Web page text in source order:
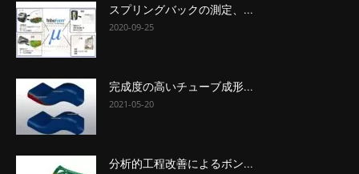
スプリングバックの測定、...
2020-09-25
完成度の高いチューブ成形...
2021-05-20
分析的工程改善によるボン...